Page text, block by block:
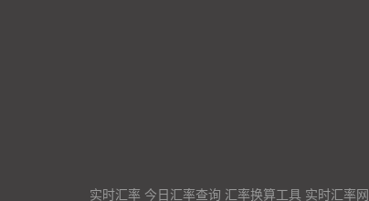
实时汇率 今日汇率查询 汇率换算工具 实时汇率网